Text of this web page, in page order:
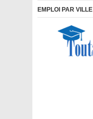
EMPLOI PAR VILLE